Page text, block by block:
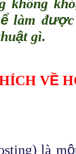
không
ểlàm đượ
ật gì.
VỀ
là mộ